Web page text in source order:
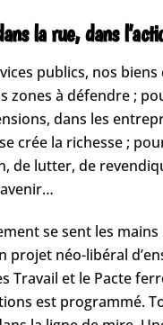
la rue, dans
publics, nos
zones à défendre ;
dans les
crée la richesse ;
de lutter, de
se sent les
projet néo-libéral
Travail et le Pacte
est programmé.